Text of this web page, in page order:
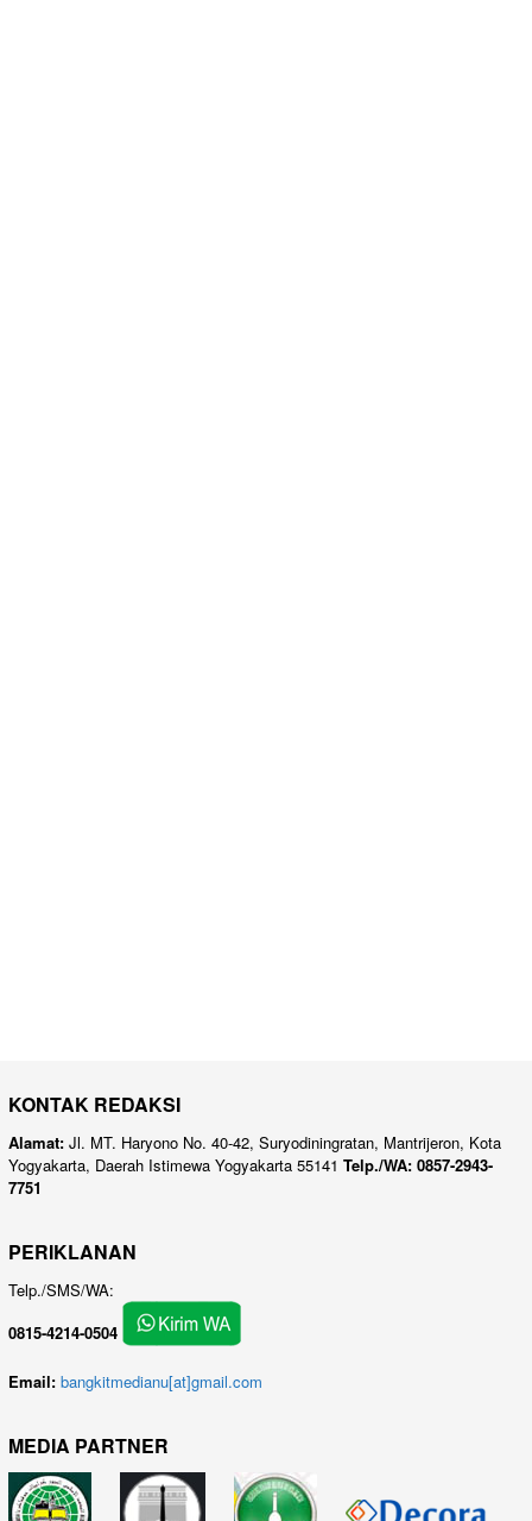
KONTAK REDAKSI
Alamat: Jl. MT. Haryono No. 40-42, Suryodiningratan, Mantrijeron, Kota
Yogyakarta, Daerah Istimewa Yogyakarta 55141 Telp./WA: 0857-2943-
7751
PERIKLANAN
Telp./SMS/WA:
0815-4214-0504
Email: bangkitmedianu[at]gmail.com
MEDIA PARTNER